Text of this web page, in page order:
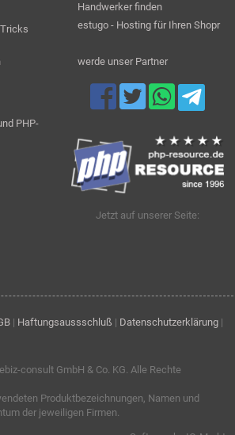
Handwerker finden
estugo - Hosting für Ihren Shopr
werde unser Partner
PHP-
Jetzt auf unserer Seite:
| Haftungsaussschluß | Datenschutzerklärung |
ebiz-consult GmbH & Co. KG. Alle Rechte
Produktbezeichnungen, Namen und
der jeweiligen Firmen.